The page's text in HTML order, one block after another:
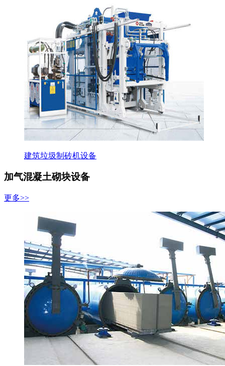
建筑垃圾制砖机设备
加气混凝土砌块设备
更多>>